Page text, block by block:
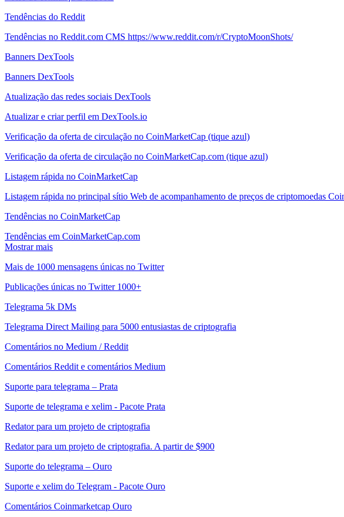
Tendências do Reddit
Tendências no Reddit.com CMS https://www.reddit.com/r/CryptoMoonShots/
Banners DexTools
Banners DexTools
Atualização das redes sociais DexTools
Atualizar e criar perfil em DexTools.io
Verificação da oferta de circulação no CoinMarketCap (tique azul)
Verificação da oferta de circulação no CoinMarketCap.com (tique azul)
Listagem rápida no CoinMarketCap
Listagem rápida no principal sítio Web de acompanhamento de preços de criptomoedas
Tendências no CoinMarketCap
Tendências em CoinMarketCap.com
Mostrar mais
Mais de 1000 mensagens únicas no Twitter
Publicações únicas no Twitter 1000+
Telegrama 5k DMs
Telegrama Direct Mailing para 5000 entusiastas de criptografia
Comentários no Medium / Reddit
Comentários Reddit e comentários Medium
Suporte para telegrama – Prata
Suporte de telegrama e xelim - Pacote Prata
Redator para um projeto de criptografia
Redator para um projeto de criptografia. A partir de $900
Suporte do telegrama – Ouro
Suporte e xelim do Telegram - Pacote Ouro
Comentários Coinmarketcap Ouro